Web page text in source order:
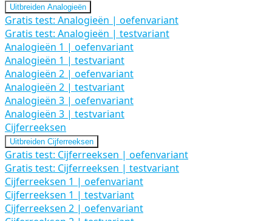
Uitbreiden Analogieën
Gratis test: Analogieën | oefenvariant
Gratis test: Analogieën | testvariant
Analogieën 1 | oefenvariant
Analogieën 1 | testvariant
Analogieën 2 | oefenvariant
Analogieën 2 | testvariant
Analogieën 3 | oefenvariant
Analogieën 3 | testvariant
Cijferreeksen
Uitbreiden Cijferreeksen
Gratis test: Cijferreeksen | oefenvariant
Gratis test: Cijferreeksen | testvariant
Cijferreeksen 1 | oefenvariant
Cijferreeksen 1 | testvariant
Cijferreeksen 2 | oefenvariant